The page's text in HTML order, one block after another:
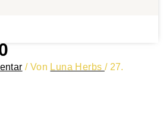
/ Von Luna Herbs / 27.